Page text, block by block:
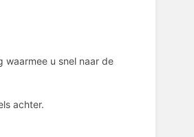
waarmee u snel naar de
achter.